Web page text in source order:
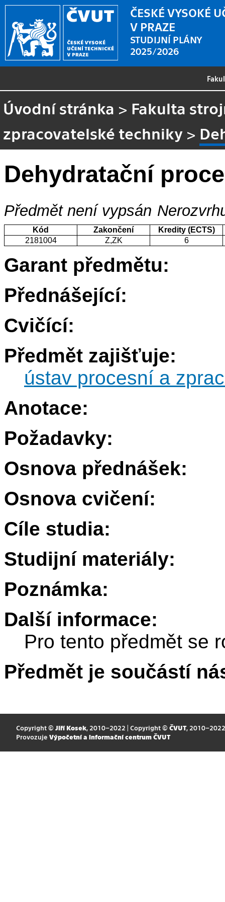
ČESKÉ VYSOKÉ
V PRAZE
STUDIJNÍ PLÁNY
2025/2026
Úvodní stránka > Fakulta
zpracovatelské techniky >
Dehydratační
Předmět není vypsán
Kód Zakončení
Kredity (ECTS)
2181004
Z,ZK 6
Garant předmětu:
Přednášející:
Cvičící:
Předmět zajišťuje:
ústav procesní a
Anotace:
Požadavky:
Osnova přednášek:
Osnova cvičení:
Cíle studia:
Studijní materiály:
Poznámka:
Další informace:
Pro tento předmět se
Předmět je součástí
Copyright © Jiří Kosek, 2010–2022 | Copyright © ČVUT, 2010–2022
Provozuje Výpočetní a informační centrum ČVUT